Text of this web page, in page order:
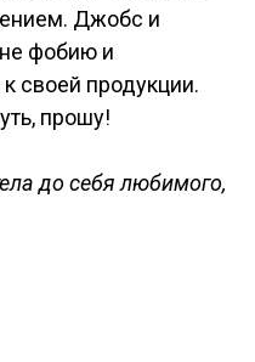
Джобс и
фобию и
своей продукции.
прошу!
до себя любимого,